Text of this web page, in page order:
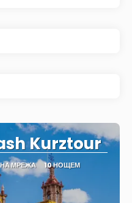
Kurztour
МРЕЖА 10 НОЩЕМ